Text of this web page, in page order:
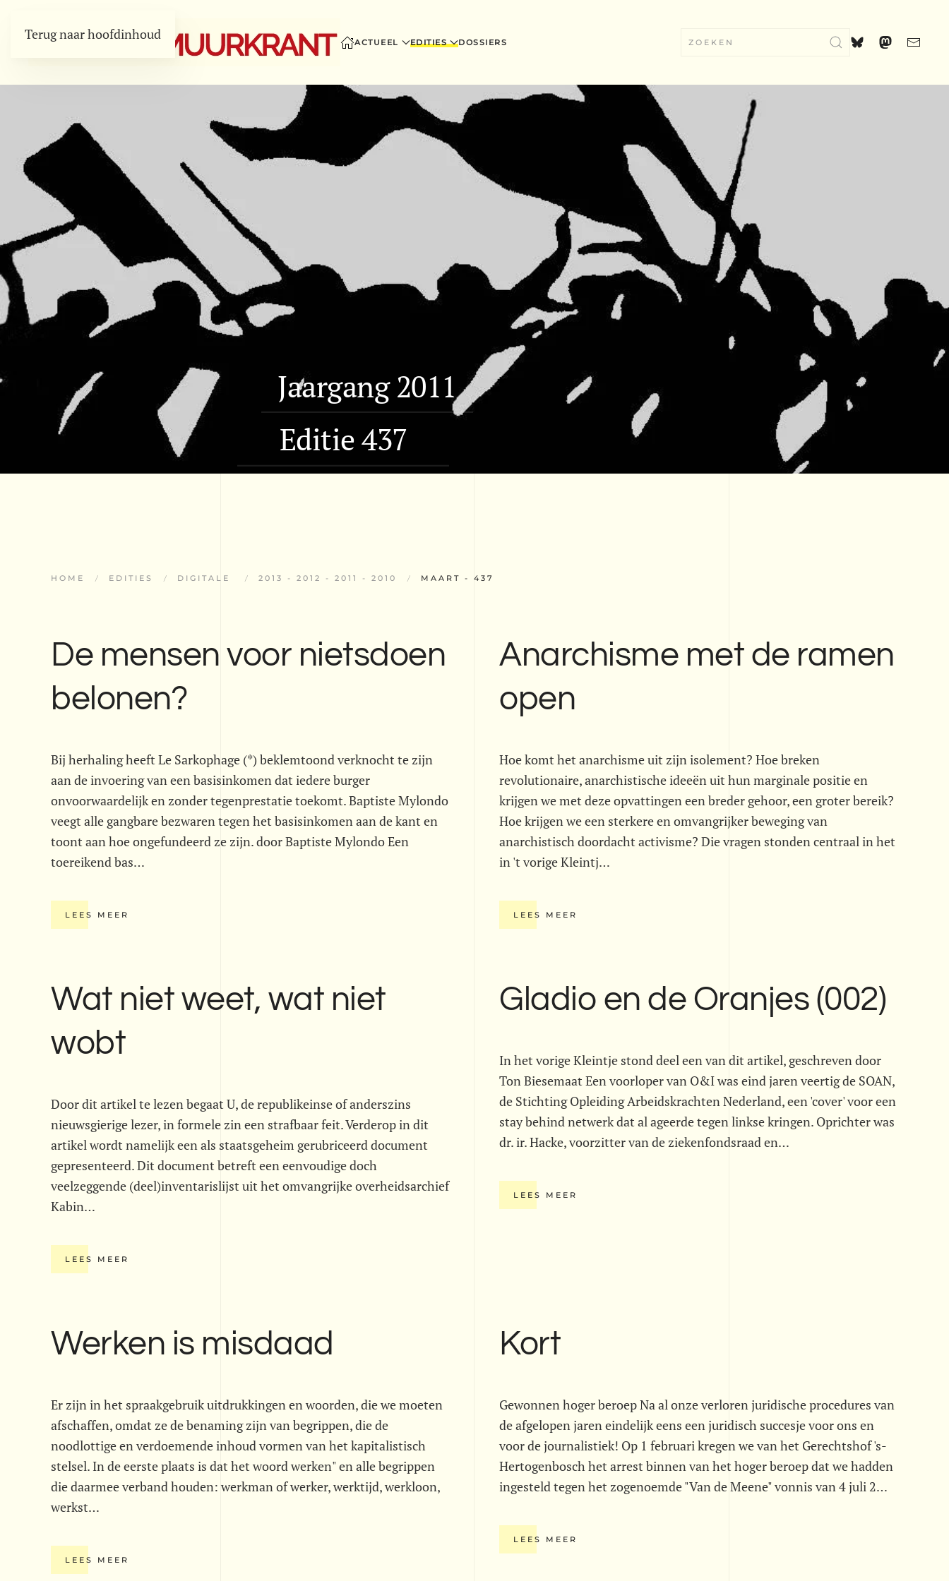
Terug naar hoofdinhoud ACTUEEL EDITIES DOSSIERS
Jaargang 2011
Editie 437
HOME EDITIES DIGITALE 2013 - 2012 - 2011 - 2010 MAART - 437
De mensen voor nietsdoen
belonen?
Bij herhaling heeft Le Sarkophage (*) beklemtoond verknocht te zijn
aan de invoering van een basisinkomen dat iedere burger
onvoorwaardelijk en zonder tegenprestatie toekomt. Baptiste Mylondo
veegt alle gangbare bezwaren tegen het basisinkomen aan de kant en
toont aan hoe ongefundeerd ze zijn. door Baptiste Mylondo Een
toereikend bas…
LEES MEER
Anarchisme met de ramen
open
Hoe komt het anarchisme uit zijn isolement? Hoe breken
revolutionaire, anarchistische ideeën uit hun marginale positie en
krijgen we met deze opvattingen een breder gehoor, een groter bereik?
Hoe krijgen we een sterkere en omvangrijker beweging van
anarchistisch doordacht activisme? Die vragen stonden centraal in het
in 't vorige Kleintj…
LEES MEER
Wat niet weet, wat niet
wobt
Door dit artikel te lezen begaat U, de republikeinse of anderszins
nieuwsgierige lezer, in formele zin een strafbaar feit. Verderop in dit
artikel wordt namelijk een als staatsgeheim gerubriceerd document
gepresenteerd. Dit document betreft een eenvoudige doch
veelzeggende (deel)inventarislijst uit het omvangrijke overheidsarchief
Kabin…
LEES MEER
Gladio en de Oranjes (002)
In het vorige Kleintje stond deel een van dit artikel, geschreven door
Ton Biesemaat Een voorloper van O&I was eind jaren veertig de SOAN,
de Stichting Opleiding Arbeidskrachten Nederland, een 'cover' voor een
stay behind netwerk dat al ageerde tegen linkse kringen. Oprichter was
dr. ir. Hacke, voorzitter van de ziekenfondsraad en…
LEES MEER
Werken is misdaad
Er zijn in het spraakgebruik uitdrukkingen en woorden, die we moeten
afschaffen, omdat ze de benaming zijn van begrippen, die de
noodlottige en verdoemende inhoud vormen van het kapitalistisch
stelsel. In de eerste plaats is dat het woord werken" en alle begrippen
die daarmee verband houden: werkman of werker, werktijd, werkloon,
werkst…
LEES MEER
Kort
Gewonnen hoger beroep Na al onze verloren juridische procedures van
de afgelopen jaren eindelijk eens een juridisch succesje voor ons en
voor de journalistiek! Op 1 februari kregen we van het Gerechtshof 's-
Hertogenbosch het arrest binnen van het hoger beroep dat we hadden
ingesteld tegen het zogenoemde "Van de Meene" vonnis van 4 juli 2…
LEES MEER